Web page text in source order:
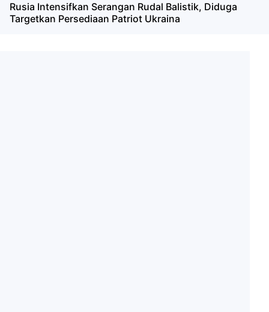
Rusia Intensifkan Serangan Rudal Balistik, Diduga
Targetkan Persediaan Patriot Ukraina